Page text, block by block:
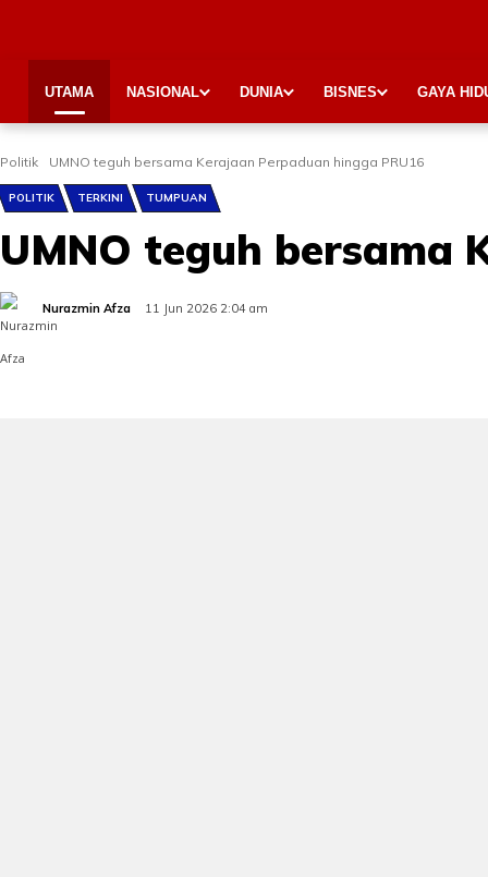
UTAMA NASIONAL DUNIA BISNES GAYA
Politik UMNO teguh bersama Kerajaan Perpaduan hingga PRU16
POLITIK TERKINI TUMPUAN
UMNO teguh bersama
Nurazmin Afza 11 Jun 2026 2:04 am